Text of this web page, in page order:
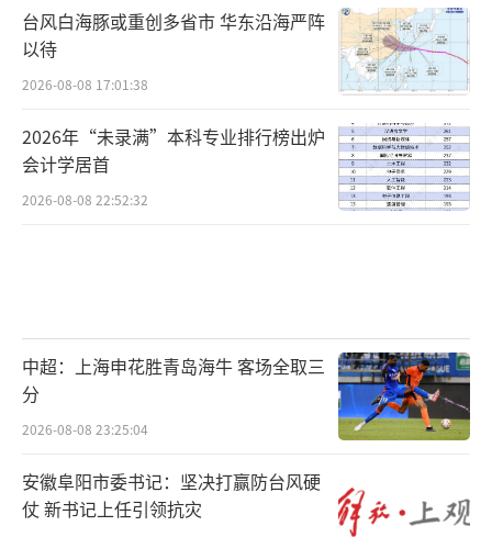
台风白海豚或重创多省市 华东沿海严阵
以待
2026-08-08 17:01:38
2026年“未录满”本科专业排行榜出炉
会计学居首
2026-08-08 22:52:32
中超：上海申花胜青岛海牛 客场全取三
分
2026-08-08 23:25:04
安徽阜阳市委书记：坚决打赢防台风硬
仗 新书记上任引领抗灾